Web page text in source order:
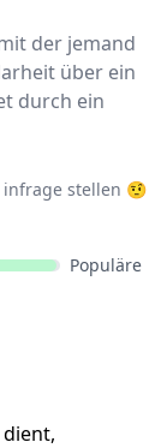
der jemand
über ein
durch ein
infrage stellen 🤨
Populäre